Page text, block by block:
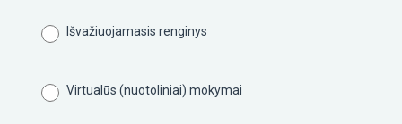
Išvažiuojamasis renginys
Virtualūs (nuotoliniai) mokymai